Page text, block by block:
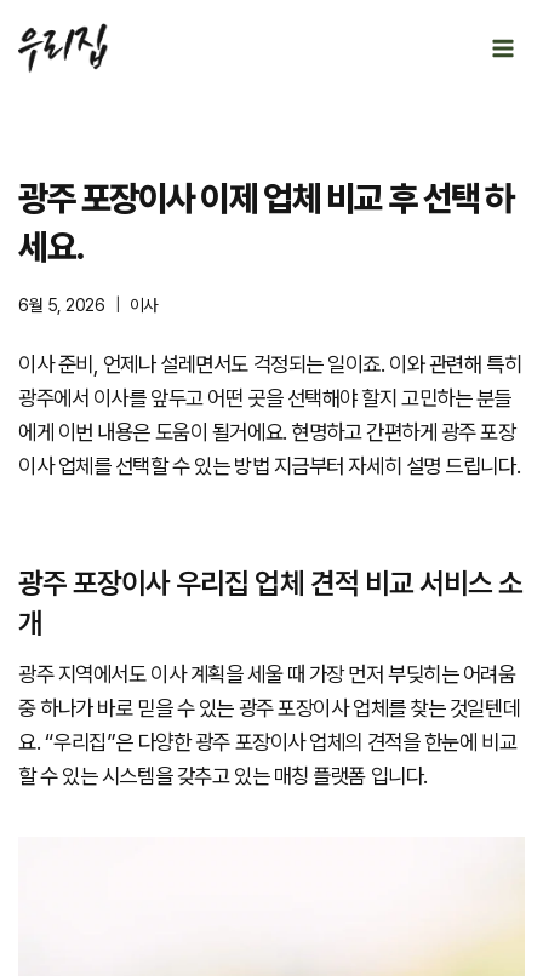
광주 포장이사 이제 업체 비교 후 선택 하
세요.
6월 5, 2026 이사
이사 준비, 언제나 설레면서도 걱정되는 일이죠. 이와 관련해 특히
광주에서 이사를 앞두고 어떤 곳을 선택해야 할지 고민하는 분들
에게 이번 내용은 도움이 될거에요. 현명하고 간편하게 광주 포장
이사 업체를 선택할 수 있는 방법 지금부터 자세히 설명 드립니다.
광주 포장이사 우리집 업체 견적 비교 서비스 소
개
광주 지역에서도 이사 계획을 세울 때 가장 먼저 부딪히는 어려움
중 하나가 바로 믿을 수 있는 광주 포장이사 업체를 찾는 것일텐데
요. “우리집”은 다양한 광주 포장이사 업체의 견적을 한눈에 비교
할 수 있는 시스템을 갖추고 있는 매칭 플랫폼 입니다.